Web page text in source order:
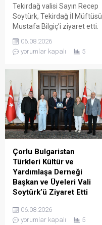
Tekirdağ valisi Sayın Recep
Soytürk, Tekirdağ İl Müftüsü
Mustafa Bilgiç’i ziyaret etti.
Bilgiç ve Tekirdağ İl
Müftülüğü personeli
Soytürk ardından İl Müftüsü
Bilgiç ile bir süre görüşerek
müftülüğün çalışma ve
faaliyetleri hakkında bilgi
aldı. Günün anısına hatıra
fotoğrafı çekilmesinin
ardından ziyaret sona erdi.
06.08.2026
yorumlar kapalı
5
Çorlu Bulgaristan
Türkleri Kültür ve
Yardımlaşa Derneği
Başkan ve Üyeleri Vali
Soytürk’ü Ziyaret Etti
Çorlu Bulgaristan Türkleri
Kültür ve Yardımlaşa
06.08.2026
yorumlar kapalı
5